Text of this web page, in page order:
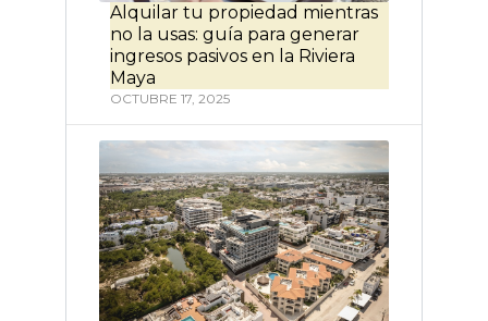
Alquilar tu propiedad mientras
no la usas: guía para generar
ingresos pasivos en la Riviera
Maya
OCTUBRE 17, 2025